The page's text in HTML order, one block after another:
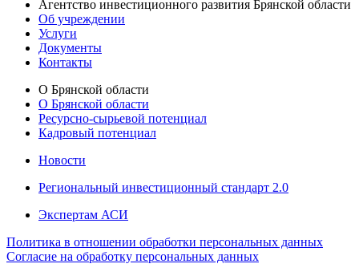
Агентство инвестиционного развития Брянской области
Об учреждении
Услуги
Документы
Контакты
О Брянской области
О Брянской области
Ресурсно-сырьевой потенциал
Кадровый потенциал
Новости
Региональный инвестиционный стандарт 2.0
Экспертам АСИ
Политика в отношении обработки персональных данных
Согласие на обработку персональных данных